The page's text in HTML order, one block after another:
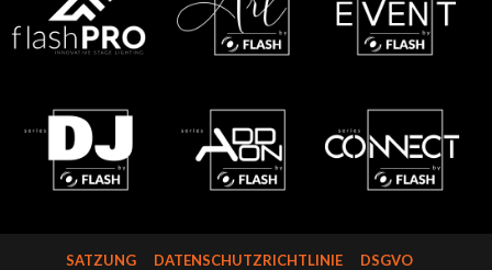
SATZUNG DATENSCHUTZRICHTLINIE DSGVO